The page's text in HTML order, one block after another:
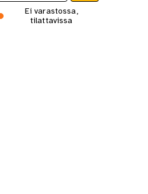
Ei varastossa,
tilattavissa